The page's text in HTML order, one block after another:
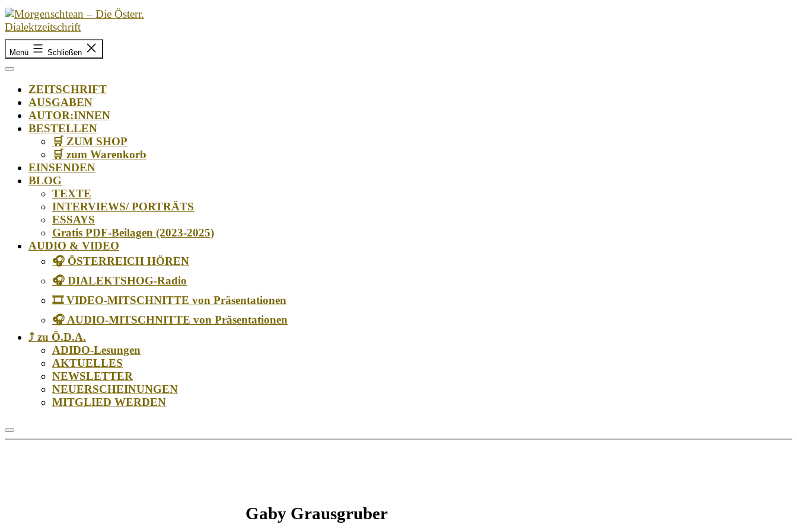
Zum
Inhalt
springen
Morgenschtean
Die
Dialektzeitschrift
Menü Schließen
ZEITSCHRIFT
AUSGABEN
AUTOR:INNEN
BESTELLEN
🛒 ZUM SHOP
🛒 zum Warenkorb
EINSENDEN
BLOG
TEXTE
INTERVIEWS/ PORTRÄTS
ESSAYS
Gratis PDF-Beilagen (2023-2025)
AUDIO & VIDEO
🎧 ÖSTERREICH HÖREN
🎧 DIALEKTSHOG-Radio
🎞️ VIDEO-MITSCHNITTE von Präsentationen
🎧 AUDIO-MITSCHNITTE von Präsentationen
⤴️ zu Ö.D.A.
ADIDO-Lesungen
AKTUELLES
NEWSLETTER
NEUERSCHEINUNGEN
MITGLIED WERDEN
Gaby Grausgruber